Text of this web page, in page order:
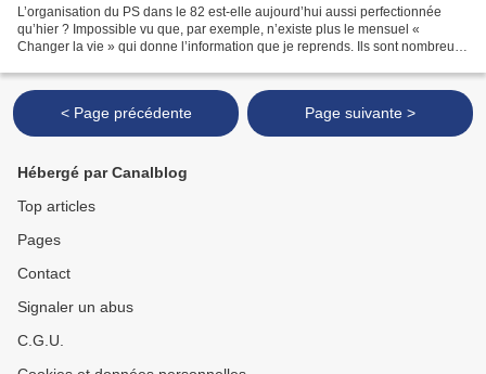
L’organisation du PS dans le 82 est-elle aujourd’hui aussi perfectionnée
qu’hier ? Impossible vu que, par exemple, n’existe plus le mensuel «
Changer la vie » qui donne l’information que je reprends. Ils sont nombreux
< Page précédente Page suivante >
Hébergé par Canalblog
Top articles
Pages
Contact
Signaler un abus
C.G.U.